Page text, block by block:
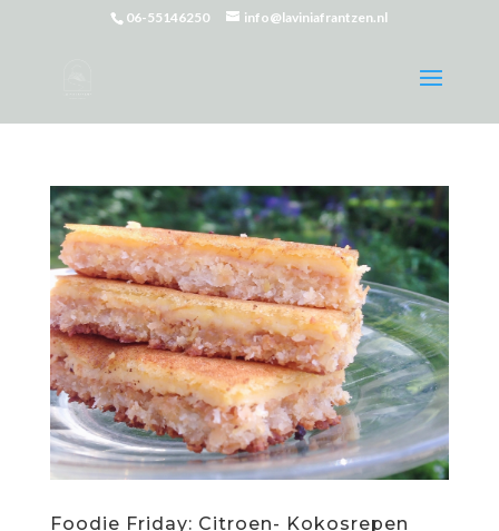
06-55146250 info@laviniafrantzen.nl
Foodie Friday: Citroen- Kokosrepen